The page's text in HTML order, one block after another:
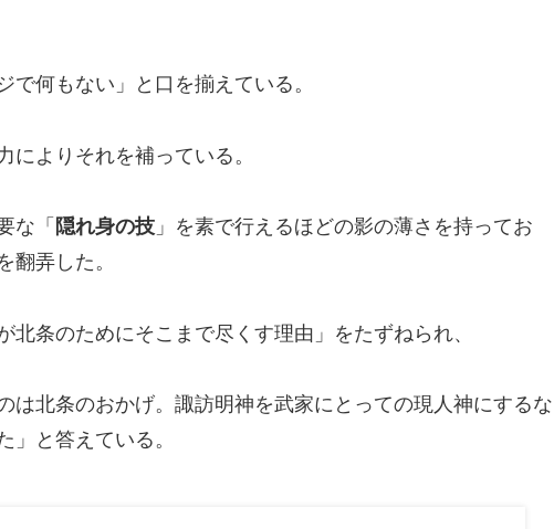
何もない」と口を揃えている。
によりそれを補っている。
な「 隠れ身の技 」を素で行えるほどの影の薄さを持ってお
翻弄した。
北条のためにそこまで尽くす理由」をたずねられ、
は北条のおかげ。諏訪明神を武家にとっての現人神にするな
」と答えている。